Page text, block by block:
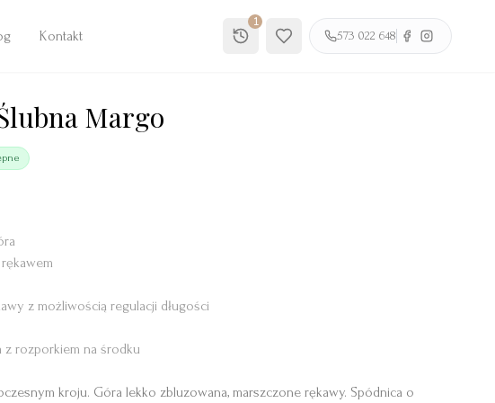
Kontakt
1
573 022 648
Margo
z możliwością regulacji długości
z rozporkiem na środku
kroju. Góra lekko zbluzowana, marszczone rękawy. Spódnica o